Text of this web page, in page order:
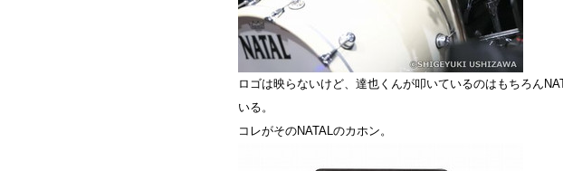
ロゴは映らないけど、達也くんが叩いているのはもちろん
いる。
コレがそのNATALのカホン。